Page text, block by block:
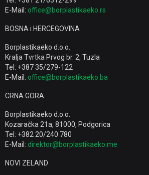
E-Mail: office@borplastikaeko.rs
BOSNA i HERCEGOVINA
Borplastikaeko d.o.o.
Kralja Tvrtka Prvog br. 2, Tuzla
Tel: +387 35/279-122
E-Mail: office@borplastikaeko.ba
CRNA GORA
Borplastikaeko d.o.o.
Kozaračka 21a, 81000, Podgorica
Tel: +382 20/240 780
E-Mail: direktor@borplastikaeko.me
NOVI ZELAND